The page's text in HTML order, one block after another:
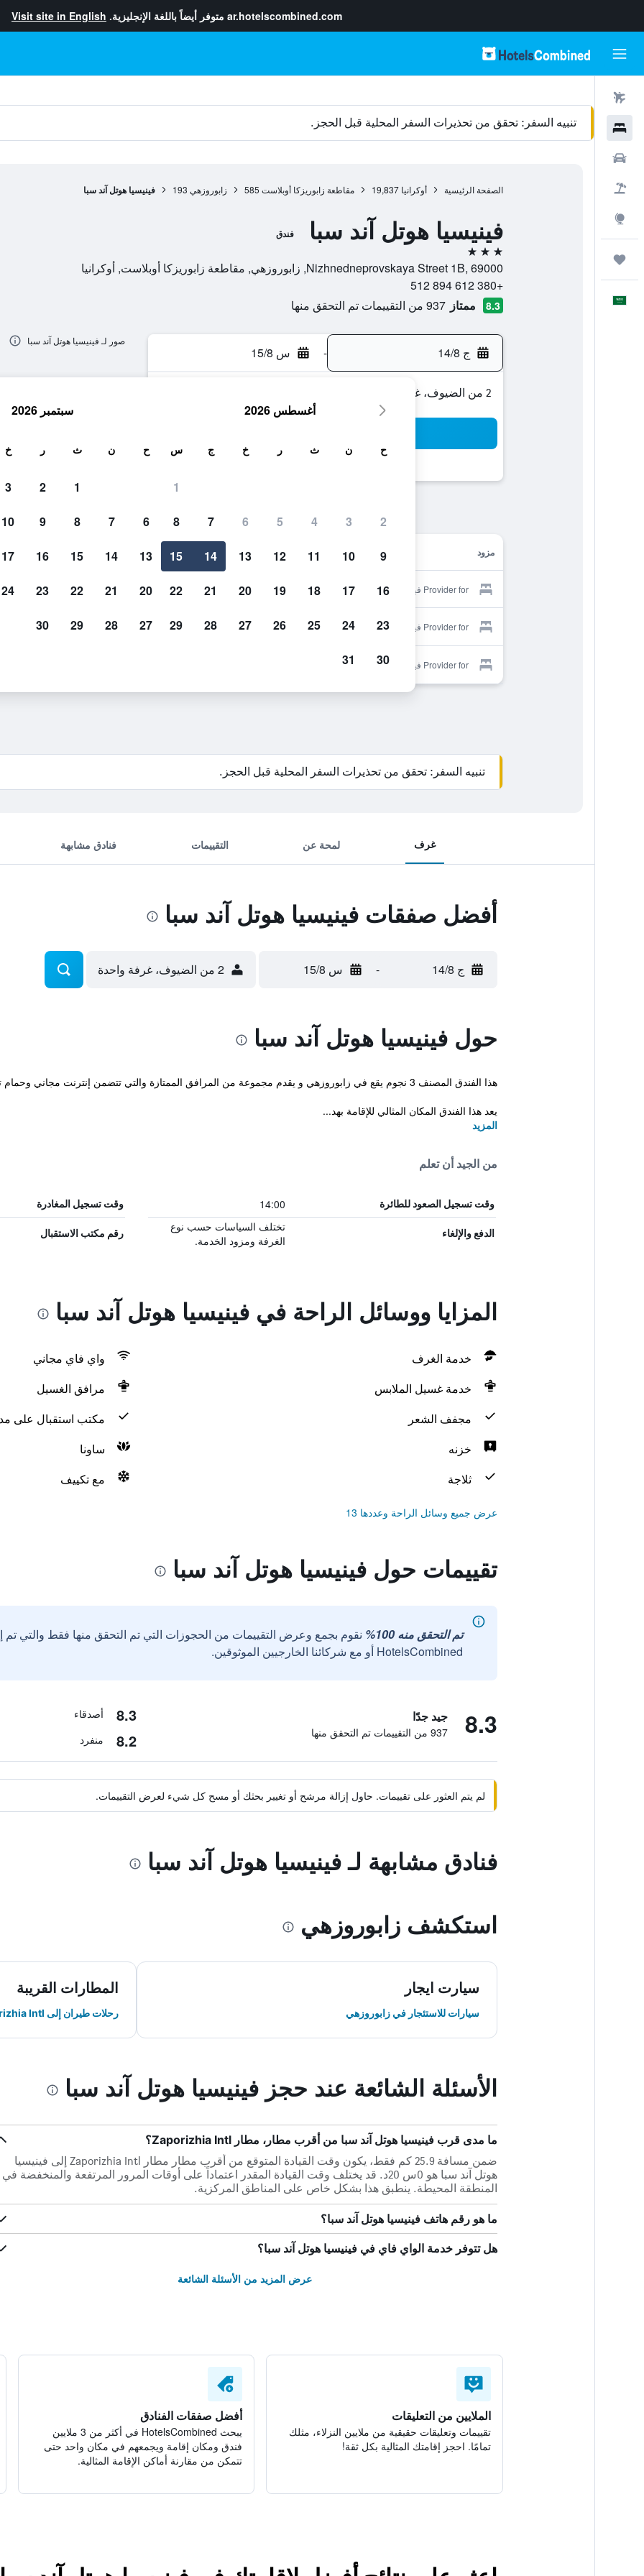
ar.hotelscombined.com متوفر أيضاً باللغة الإنجليزية. Visit site in English
فنادقتنبيه السفر: تحقق من تحذيرات السفر المحلية قبل الحجز.
الصفحة الرئيسية أوكرانيا 19,837 مقاطعة زابوريزكا أوبلاست 585 زابوروزهي 193 فينيسيا هوتل آند سبا
فينيسيا هوتل آند سبا فندق
3 نجوم
Nizhnedneprovskaya Street 1B, 69000, زابوروزهي, مقاطعة زابوريزكا أوبلاست, أوكرانيا
+380 612 894 512
8.3 ممتاز 937 من التقييمات تم التحقق منها
ج 14/8 - س 15/8
2 من الضيوف، غرفة واحدة
مزود
Provider for فينيسيا هوتل آند سبا عرض الأسعار
Provider for فينيسيا هوتل آند سبا عرض الأسعار
Provider for فينيسيا هوتل آند سبا
صور لـ فينيسيا هوتل آند سبا
تنبيه السفر: تحقق من تحذيرات السفر المحلية قبل الحجز.
غرف لمحة عن التقييمات فنادق مشابهة
أفضل صفقات فينيسيا هوتل آند سبا
ج 14/8 - س 15/8 2 من الضيوف، غرفة واحدة
حول فينيسيا هوتل آند سبا
هذا الفندق المصنف 3 نجوم يقع في زابوروزهي و يقدم مجموعة من المرافق الممتازة والتي تتضمن إنترنت مجاني وحمام تركي. بإمكان النزلاء استخدام المسبح والسونا.
يعد هذا الفندق المكان المثالي للإقامة بهد...
المزيد
من الجيد أن تعلم
وقت تسجيل الصعود للطائرة 14:00 وقت تسجيل المغادرة
الدفع والإلغاء
تختلف السياسات حسب نوع
الغرفة ومزود الخدمة.
رقم مكتب الاستقبال
المزايا ووسائل الراحة في فينيسيا هوتل آند سبا
خدمة الغرف
واي فاي مجاني
خدمة غسيل الملابس
مرافق الغسيل
مجفف الشعر
مكتب استقبال على مدار 24
خزنه
ساونا
ثلاجة
مع تكييف
عرض جميع وسائل الراحة وعددها 13
تقييمات حول فينيسيا هوتل آند سبا
تم التحقق منه 100%
نقوم بجمع وعرض التقييمات من الحجوزات التي تم التحقق منها فقط والتي
HotelsCombined أو مع شركائنا الخارجيين الموثوقين.
8.3 جيد جدًا
937 من التقييمات تم التحقق منها
8.3 أصدقاء
8.2 منفرد
لم يتم العثور على تقييمات. حاول إزالة مرشح أو تغيير بحثك أو مسح كل شيء لعرض التقييمات.
فنادق مشابهة لـ فينيسيا هوتل آند سبا
استكشف زابوروزهي
سيارت ايجار
سيارات للاستئجار في زابوروزهي
المطارات القريبة
رحلات طيران إلى Zaporizhia Intl
الأسئلة الشائعة عند حجز فينيسيا هوتل آند سبا
ما مدى قرب فينيسيا هوتل آند سبا من أقرب مطار، مطار Zaporizhia Intl؟
ضمن مسافة 25.9 كم فقط، يكون وقت القيادة المتوقع من أقرب مطار مطار Zaporizhia Intl إلى فينيسيا
هوتل آند سبا هو 0س 20د. قد يختلف وقت القيادة المقدر اعتماداً على أوقات المرور المرتفعة والمنخفضة في
المنطقة المحيطة. ينطبق هذا بشكل خاص على المناطق المركزية.
ما هو رقم هاتف فينيسيا هوتل آند سبا؟
هل تتوفر خدمة الواي فاي في فينيسيا هوتل آند سبا؟
عرض المزيد من الأسئلة الشائعة
الملايين من التعليقات
تقييمات وتعليقات حقيقية من ملايين النزلاء، مثلك
تمامًا. احجز إقامتك المثالية بكل ثقة!
أفضل صفقات الفنادق
يبحث HotelsCombined في أكثر من 3 ملايين
فندق ومكان إقامة ويجمعهم في مكان واحد حتى
تتمكن من مقارنة أماكن الإقامة المثالية.
أغسطس 2026
ح ن ث ر خ ج س
1
2
3
4
5
6
7
8
9
10
11
12
13
14
15
16
17
18
19
20
21
22
23
24
25
26
27
28
29
30
31
سبتمبر 2026
ح ن ث ر خ
1
2
3
6
7
8
9
10
13
14
15
16
17
20
21
22
23
24
27
28
29
30